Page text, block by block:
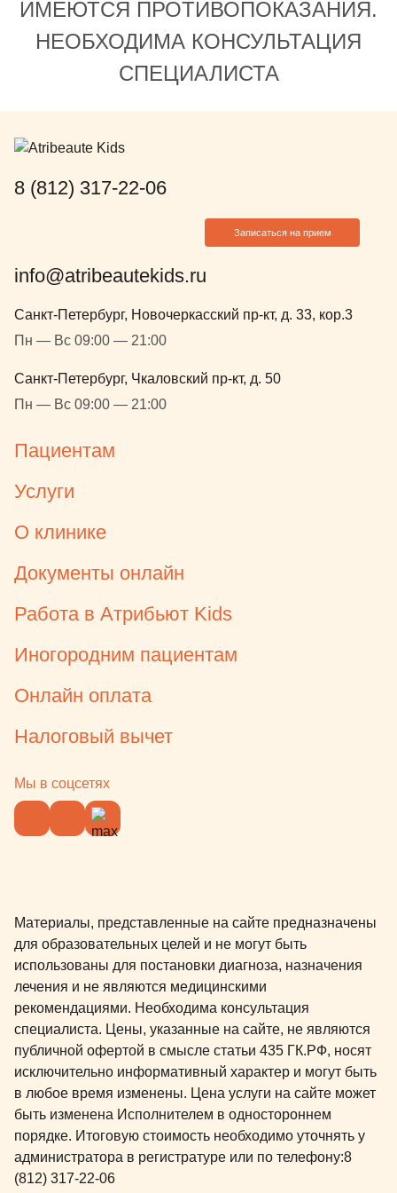
обеспечивала слаженную работу
команды. Отдельно отмечу
приятные мелочи: после лечения
сын получил подарки, что сделало
заботу, внимание и высокий
ИМЕЮТСЯ ПРОТИВОПОКАЗАНИЯ.
НЕОБХОДИМА КОНСУЛЬТАЦИЯ
СПЕЦИАЛИСТА
8 (812) 317-22-06
Записаться на прием
info@atribeautekids.ru
Санкт-Петербург, Новочеркасский пр-кт, д. 33, кор.3
Пн — Вс 09:00 — 21:00
Санкт-Петербург, Чкаловский пр-кт, д. 50
Пн — Вс 09:00 — 21:00
Пациентам
Услуги
О клинике
Документы онлайн
Работа в Атрибьют Kids
Иногородним пациентам
Онлайн оплата
Налоговый вычет
Мы в соцсетях
Материалы, представленные на сайте предназначены
для образовательных целей и не могут быть
использованы для постановки диагноза, назначения
лечения и не являются медицинскими
рекомендациями. Необходима консультация
специалиста. Цены, указанные на сайте, не являются
публичной офертой в смысле статьи 435 ГК.РФ, носят
исключительно информативный характер и могут быть
в любое время изменены. Цена услуги на сайте может
быть изменена Исполнителем в одностороннем
порядке. Итоговую стоимость необходимо уточнять у
администратора в регистратуре или по телефону:8
(812) 317-22-06